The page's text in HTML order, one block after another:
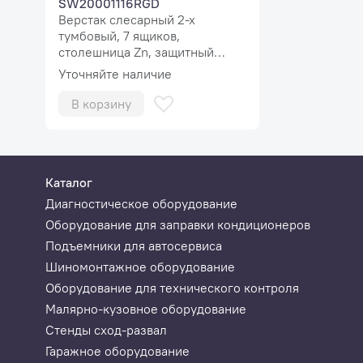
GM, Fiat
Индия:
Mahindra, Tata, Perodua, Proton, Maruti
Saipa
Комплектация
Диагностический сканер Launch X-431 IMMO
Диагностический адаптер DBSCar VII
Кабель USB-C
Кабель диагностический
Адаптер питания
SW20001116RGD
Верстак слесарный 2-х
тумбовый, 7 ящиков,
столешница Zn, защитный
экран MaxPlus
Уточняйте наличие
В корзину
Каталог
Диагностическое оборудование
Оборудование для заправки кондиционеров
Подъемники для автосервиса
Шиномонтажное оборудование
Оборудование для технического контроля
Малярно-кузовное оборудование
Стенды сход-развал
Гаражное оборудование